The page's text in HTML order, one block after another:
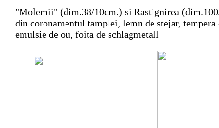
"Molemii" (dim.38/10cm.) si Rastignirea
din coronamentul tamplei, lemn de stejar, tempera
emulsie de ou, foita de schlagmetall